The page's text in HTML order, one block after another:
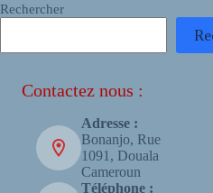
Rechercher
Contactez nous :
Adresse :
Bonanjo, Rue
1091, Douala
Cameroun
Téléphone :